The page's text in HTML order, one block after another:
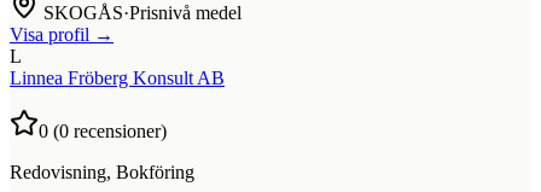
SKOGÅS·Prisnivå medel
Visa profil →
L
Linnea Fröberg Konsult AB
0 (0 recensioner)
Redovisning, Bokföring